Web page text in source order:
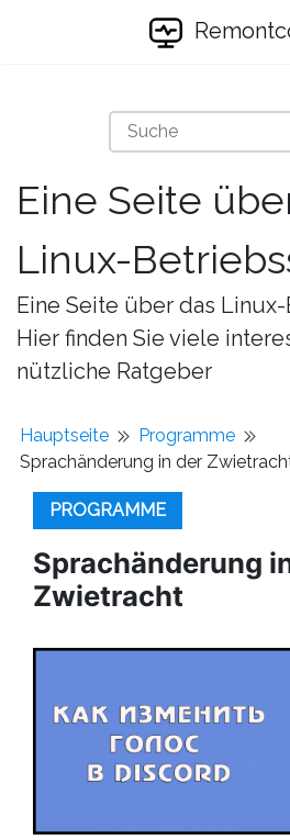
Eine Seite
Linux-
Eine Seite über das
Hier finden Sie viele
nützliche Ratgeber
Hauptseite
Programme
Sprachänderung in der
PROGRAMME
Sprachänderung
Zwietracht